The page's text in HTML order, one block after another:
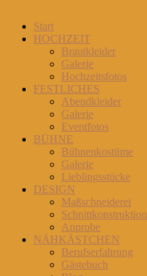
Start
HOCHZEIT
Brautkleider
Galerie
Hochzeitsfotos
FESTLICHES
Abendkleider
Galerie
Eventfotos
BÜHNE
Bühnenkostüme
Galerie
Lieblingsstücke
DESIGN
Maßschneiderei
Schnittkonstruktion
Anprobe
NÄHKÄSTCHEN
Berufserfahrung
Gästebuch